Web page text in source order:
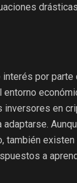
por parte
inversores en
también
a